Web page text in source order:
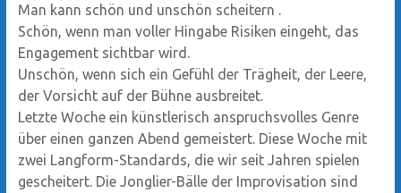
Man kann schön und unschön scheitern .
Schön, wenn man voller Hingabe Risiken eingeht, das
Engagement sichtbar wird.
Unschön, wenn sich ein Gefühl der Trägheit, der Leere,
der Vorsicht auf der Bühne ausbreitet.
Letzte Woche ein künstlerisch anspruchsvolles Genre
über einen ganzen Abend gemeistert. Diese Woche mit
zwei Langform-Standards, die wir seit Jahren spielen
gescheitert. Die Jonglier-Bälle der Improvisation sind